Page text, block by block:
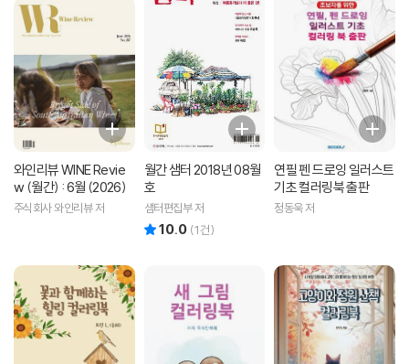
와인리뷰 WINE Revie
w (월간) : 6월 (2026)
주식회사 와인리뷰 저
월간 샘터 2018년 08월
호
샘터편집부 저
10.0 (1건)
연필 펜 드로잉 일러스트
기초 컬러링북 출판
정동욱 저